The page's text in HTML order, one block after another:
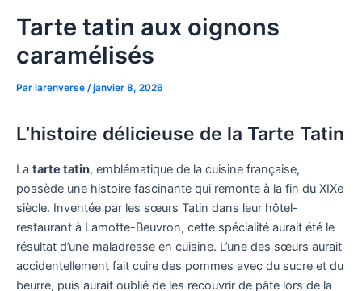
Tarte tatin aux oignons
caramélisés
Par larenverse /janvier 8, 2026
L’histoire délicieuse de la Tarte Tatin
La tarte tatin, emblématique de la cuisine française,
possède une histoire fascinante qui remonte à la fin du XIXe
siècle. Inventée par les sœurs Tatin dans leur hôtel-
restaurant à Lamotte-Beuvron, cette spécialité aurait été le
résultat d’une maladresse en cuisine. L’une des sœurs aurait
accidentellement fait cuire des pommes avec du sucre et du
beurre, puis aurait oublié de les recouvrir de pâte lors de la